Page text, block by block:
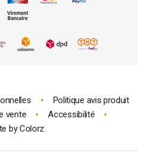
• Politique avis produit
vente • Accessibilité •
byColorz